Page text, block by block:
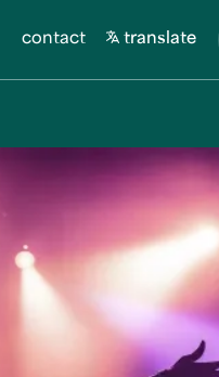
contact translate